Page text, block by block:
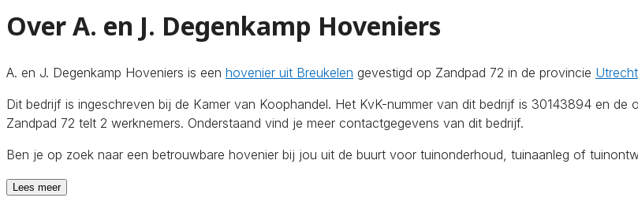
Over A. en J. Degenkamp Hoveniers
A. en J. Degenkamp Hoveniers is een hovenier uit Breukelen gevestigd op Zandpad 72 in de provincie Utrecht
Dit bedrijf is ingeschreven bij de Kamer van Koophandel. Het KvK-nummer van dit bedrijf is 30143894 en de
Zandpad 72 telt 2 werknemers. Onderstaand vind je meer contactgegevens van dit bedrijf.
Ben je op zoek naar een betrouwbare hovenier bij jou uit de buurt voor tuinonderhoud, tuinaanleg of
Lees meer